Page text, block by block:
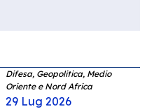
Difesa, Geopolitica, Medio
Oriente e Nord Africa
29 Lug 2026